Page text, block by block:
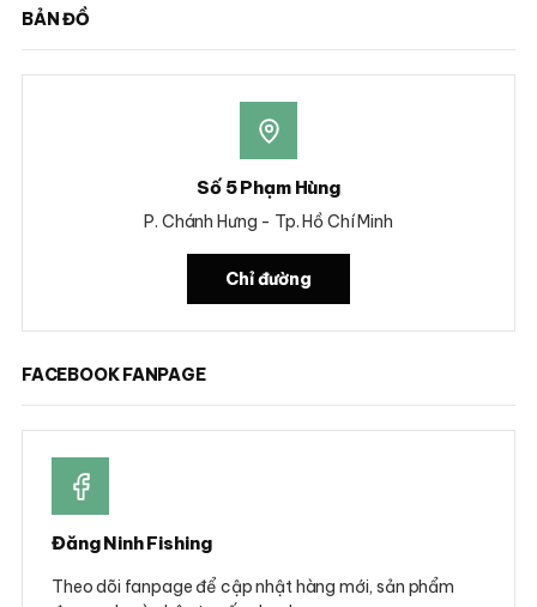
BẢN ĐỒ
Số 5 Phạm Hùng
P. Chánh Hưng - Tp. Hồ Chí Minh
Chỉ đường
FACEBOOK FANPAGE
Đăng Ninh Fishing
Theo dõi fanpage để cập nhật hàng mới, sản phẩm